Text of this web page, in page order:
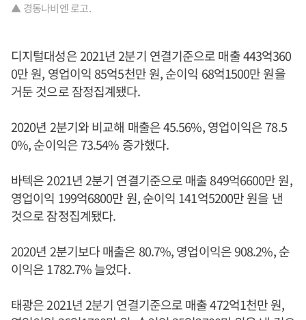
▲ 경동나비엔 로고.
디지털대성은 2021년 2분기 연결기준으로 매출 443억360
0만 원, 영업이익 85억5천만 원, 순이익 68억1500만 원을
거둔 것으로 잠정집계됐다.
2020년 2분기와 비교해 매출은 45.56%, 영업이익은 78.5
0%, 순이익은 73.54% 증가했다.
바텍은 2021년 2분기 연결기준으로 매출 849억6600만 원,
영업이익 199억6800만 원, 순이익 141억5200만 원을 낸
것으로 잠정집계됐다.
2020년 2분기보다 매출은 80.7%, 영업이익은 908.2%, 순
이익은 1782.7% 늘었다.
태광은 2021년 2분기 연결기준으로 매출 472억1천만 원,